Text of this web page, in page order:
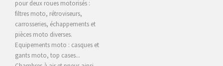
pour deux roues motorisés :
filtres moto, rétroviseurs,
carrosseries, échappements et
pièces moto diverses.
Equipements moto : casques et
gants moto, top cases...